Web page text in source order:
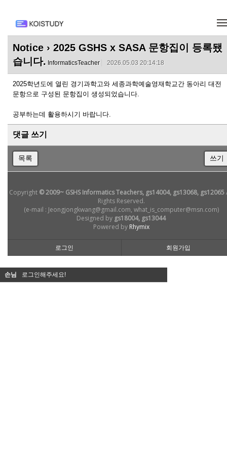
Notice › 2025 GSHS x SASA 문항집이 등록됐
습니다. InformaticsTeacher 2026.05.03 20:14:18
2025학년도에 열린 경기과학고와 세종과학예술영재학교간 동아리 대전
문항으로 구성된 문항집이 생성되었습니다.
공부하는데 활용하시기 바랍니다.
댓글 쓰기
목록 쓰기
Copyright © 2009~ GSHS Informatics Teachers, gs14004, gs13068, gs12065
Rights Reserved.
(e-mail : Jeongjongkwang@gmail.com, what_is_computer@msn.com)
Designed by gs18004, gs13044
Powered by Rhymix
로그인 회원가입
손님 로그인해주세요!